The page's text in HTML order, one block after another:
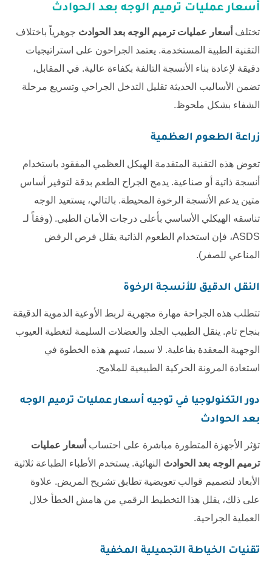
أسعار عمليات ترميم الوجه بعد الحوادث
تختلف أسعار عمليات ترميم الوجه بعد الحوادث جوهرياً باختلاف
التقنية الطبية المستخدمة. يعتمد الجراحون على استراتيجيات
دقيقة لإعادة بناء الأنسجة التالفة بكفاءة عالية. في المقابل،
تضمن الأساليب الحديثة تقليل التدخل الجراحي وتسريع مرحلة
الشفاء بشكل ملحوظ.
زراعة الطعوم العظمية
تعوض هذه التقنية المتقدمة الهيكل العظمي المفقود باستخدام
أنسجة ذاتية أو صناعية. يدمج الجراح الطعم بدقة لتوفير أساس
متين يدعم الأنسجة الرخوة المحيطة. بالتالي، يستعيد الوجه
تناسقه الهيكلي الأساسي بأعلى درجات الأمان الطبي. (وفقاً لـ
ASDS، فإن استخدام الطعوم الذاتية يقلل فرص الرفض
المناعي للصفر).
النقل الدقيق للأنسجة الرخوة
تتطلب هذه الجراحة مهارة مجهرية لربط الأوعية الدموية الدقيقة
بنجاح تام. ينقل الطبيب الجلد والعضلات السليمة لتغطية العيوب
الوجهية المعقدة بفاعلية. لا سيما، تسهم هذه الخطوة في
استعادة المرونة الحركية الطبيعية للملامح.
دور التكنولوجيا في توجيه أسعار عمليات ترميم الوجه
بعد الحوادث
تؤثر الأجهزة المتطورة مباشرة على احتساب أسعار عمليات
ترميم الوجه بعد الحوادث النهائية. يستخدم الأطباء الطباعة ثلاثية
الأبعاد لتصميم قوالب تعويضية تطابق تشريح المريض. علاوة
على ذلك، يقلل هذا التخطيط الرقمي من هامش الخطأ خلال
العملية الجراحية.
تقنيات الخياطة التجميلية المخفية